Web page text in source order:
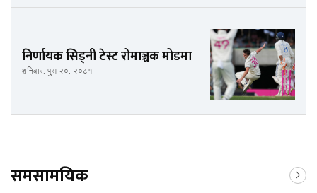
निर्णायक सिड्नी टेस्ट रोमाञ्चक मोडमा
शनिबार, पुस २०, २०८१
समसामयिक